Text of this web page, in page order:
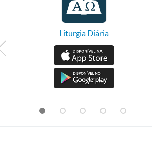
Liturgia Diária